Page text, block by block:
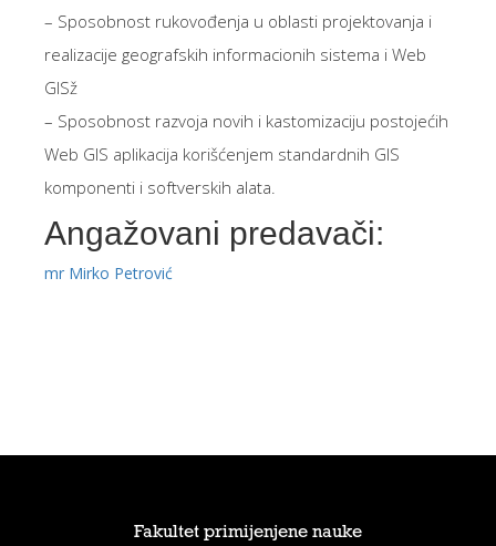
– Sposobnost rukovođenja u oblasti projektovanja i
realizacije geografskih informacionih sistema i Web
GISž
– Sposobnost razvoja novih i kastomizaciju postojećih
Web GIS aplikacija korišćenjem standardnih GIS
komponenti i softverskih alata.
Angažovani predavači:
mr Mirko Petrović
Fakultet primijenjene nauke